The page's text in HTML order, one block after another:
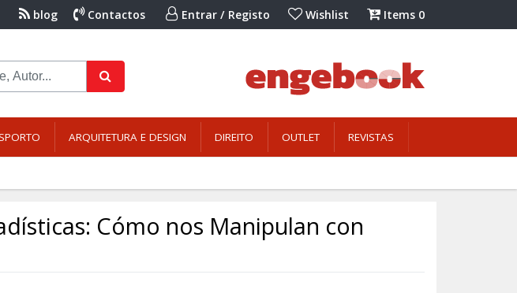
blog Contactos Entrar / Registo Wishlist Items 0
ARQUITETURA E DESIGN DIREITO OUTLET REVISTAS
Cómo nos Manipulan con